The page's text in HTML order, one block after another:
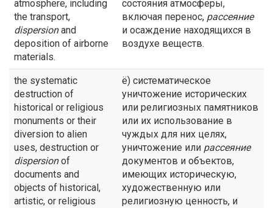
atmosphere, including
the transport,
dispersionand
deposition of airborne
materials.
состояния атмосферы,
включая перенос, рассеяние
и осаждение находящихся в
воздухе веществ.
the systematic
destruction of
historical or religious
monuments or their
diversion to alien
uses, destruction or
dispersionof
documents and
objects of historical,
artistic, or religious
ё) систематическое
уничтожение исторических
или религиозных памятников
или их использование в
чуждых для них целях,
уничтожение или рассеяние
документов и объектов,
имеющих историческую,
художественную или
религиозную ценность, и